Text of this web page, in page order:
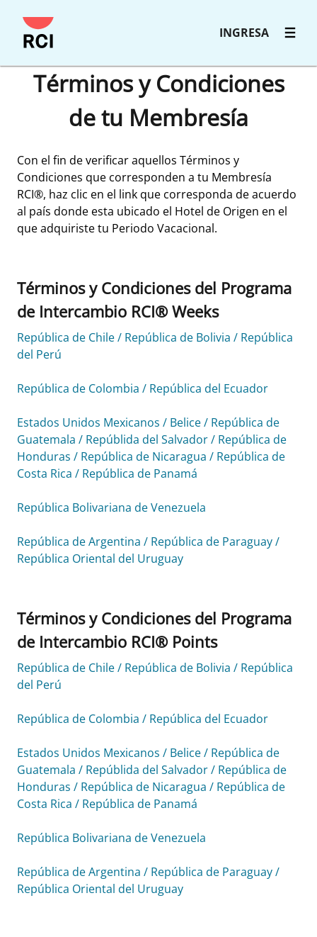
INGRESA
Términos y Condiciones
de tu Membresía
Con el fin de verificar aquellos Términos y
Condiciones que corresponden a tu Membresía
RCI®, haz clic en el link que corresponda de acuerdo
al país donde esta ubicado el Hotel de Origen en el
que adquiriste tu Periodo Vacacional.
Términos y Condiciones del Programa
de Intercambio RCI® Weeks
República de Chile / República de Bolivia / República
del Perú
República de Colombia / República del Ecuador
Estados Unidos Mexicanos / Belice / República de
Guatemala / Repúblida del Salvador / República de
Honduras / República de Nicaragua / República de
Costa Rica / República de Panamá
República Bolivariana de Venezuela
República de Argentina / República de Paraguay /
República Oriental del Uruguay
Términos y Condiciones del Programa
de Intercambio RCI® Points
República de Chile / República de Bolivia / República
del Perú
República de Colombia / República del Ecuador
Estados Unidos Mexicanos / Belice / República de
Guatemala / Repúblida del Salvador / República de
Honduras / República de Nicaragua / República de
Costa Rica / República de Panamá
República Bolivariana de Venezuela
República de Argentina / República de Paraguay /
República Oriental del Uruguay